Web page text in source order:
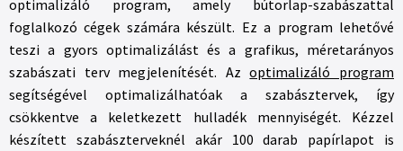
optimalizáló program, amely bútorlap-szabászattal
foglalkozó cégek számára készült. Ez a program lehetővé
teszi a gyors optimalizálást és a grafikus, méretarányos
szabászati terv megjelenítését. Azoptimalizáló program
segítségével optimalizálhatóak a szabásztervek, így
csökkentve a keletkezett hulladék mennyiségét. Kézzel
készített szabászterveknél akár 100 darab papírlapot is